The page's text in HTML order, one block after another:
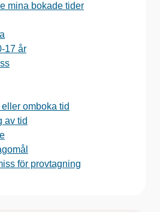
mina bokade tider
17 år
omboka tid
av tid
för provtagning